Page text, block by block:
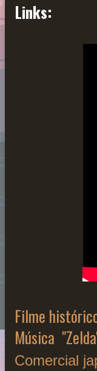
Links:
Filme
Música
Comercial